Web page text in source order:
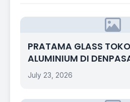
PRATAMA GLASS
ALUMINIUM DI
July 23, 2026